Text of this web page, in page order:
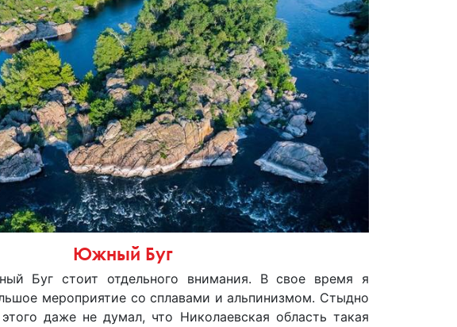
Южный Буг
Буг стоит отдельного внимания. В свое время я
мероприятие со сплавами и альпинизмом. Стыдно
даже не думал, что Николаевская область такая